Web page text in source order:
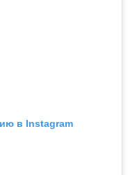
в Instagram